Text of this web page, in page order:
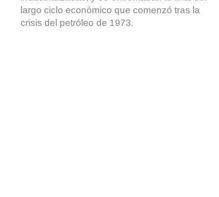
largo ciclo económico que comenzó tras la
crisis del petróleo de 1973.